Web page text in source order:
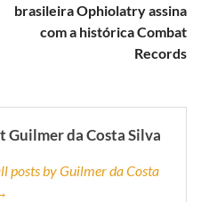
brasileira Ophiolatry assina
com a histórica Combat
Records
Guilmer da Costa Silva
posts by Guilmer da Costa